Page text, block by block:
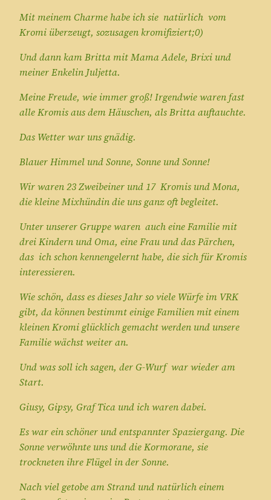
Mit meinem Charme habe ich sie natürlich vom
Kromi überzeugt, sozusagen kromifiziert;0)
Und dann kam Britta mit Mama Adele, Brixi und
meiner Enkelin Juljetta.
Meine Freude, wie immer groß! Irgendwie waren fast
alle Kromis aus dem Häuschen, als Britta auftauchte.
Das Wetter war uns gnädig.
Blauer Himmel und Sonne, Sonne und Sonne!
Wir waren 23 Zweibeiner und 17 Kromis und Mona,
die kleine Mixhündin die uns ganz oft begleitet.
Unter unserer Gruppe waren auch eine Familie mit
drei Kindern und Oma, eine Frau und das Pärchen,
das ich schon kennengelernt habe, die sich für Kromis
interessieren.
Wie schön, dass es dieses Jahr so viele Würfe im VRK
gibt, da können bestimmt einige Familien mit einem
kleinen Kromi glücklich gemacht werden und unsere
Familie wächst weiter an.
Und was soll ich sagen, der G-Wurf war wieder am
Start.
Giusy, Gipsy, Graf Tica und ich waren dabei.
Es war ein schöner und entspannter Spaziergang. Die
Sonne verwöhnte uns und die Kormorane, sie
trockneten ihre Flügel in der Sonne.
Nach viel getobe am Strand und natürlich einem